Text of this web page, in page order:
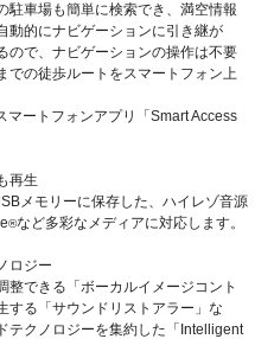
駐車場も簡単に検索でき、満空情報
動的にナビゲーションに引き継が
ので、ナビゲーションの操作は不要
での徒歩ルートをスマートフォン上
マートフォンアプリ「Smart Access
再生
メモリーに保存した、ハイレゾ音源
®など多彩なメディアに対応します。
ロジー
できる「ボーカルイメージコント
する「サウンドリストアラー」な
テクノロジーを集約した「Intelligent